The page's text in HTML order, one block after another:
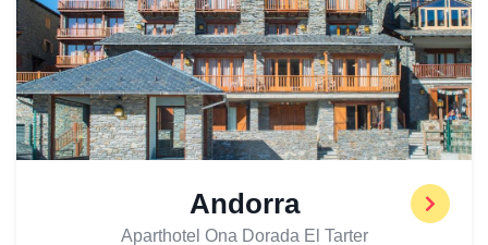
Andorra
Aparthotel Ona Dorada El Tarter